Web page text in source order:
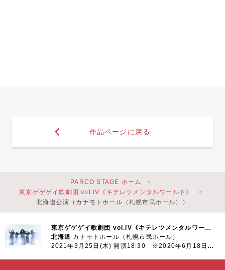
作品ページに戻る
東京ゲゲゲイ歌劇団 vol.IV《キテレツメンタルワールド》
北海道 カナモトホール（札幌市民ホール）
2021年3月25日(木) 開演18:30 ※2020年6月18日(木)より延期
PARCO STAGE ホーム
東京ゲゲゲイ歌劇団 vol.IV《キテレツメンタルワールド》
北海道公演（カナモトホール（札幌市民ホール））